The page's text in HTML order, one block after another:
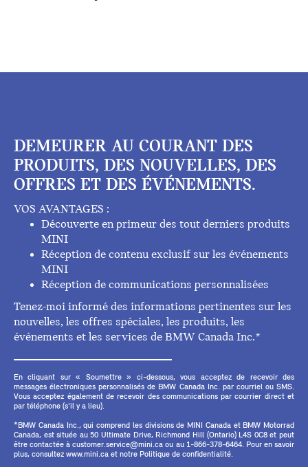
DEMEURER AU COURANT DES
PRODUITS, DES NOUVELLES, DES
OFFRES ET DES ÉVÉNEMENTS.
VOS AVANTAGES :
Découverte en primeur des tout derniers produits
MINI
Réception de contenu exclusif sur les événements
MINI
Réception de communications personnalisées
Tenez-moi informé des informations pertinentes sur les
nouvelles, les offres spéciales, les produits, les
événements et les services de BMW Canada Inc.*
En cliquant sur « Soumettre » ci-dessous, vous acceptez de recevoir des
messages électroniques personnalisés de BMW Canada Inc. par courriel ou SMS.
Vous acceptez également de recevoir des communications par courrier direct et
par téléphone (s'il y a lieu).
*BMW Canada Inc., qui comprend les divisions de MINI Canada et BMW Motorrad
Canada, est située au 50 Ultimate Drive, Richmond Hill (Ontario) L4S 0C8 et peut
être contactée à customer.service@mini.ca ou au 1-866-378-6464. Pour en savoir
plus, consultez www.mini.ca et notre Politique de confidentialité.